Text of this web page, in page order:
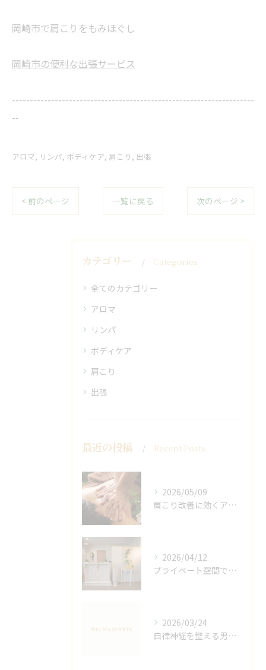
岡崎市で肩こりをもみほぐし
岡崎市の便利な出張サービス
--------------------------------------------------------------------
--
アロマ リンパ ボディケア 肩こり 出張
< 前のページ 一覧に戻る 次のページ >
カテゴリー Categories
全てのカテゴリー
アロマ
リンパ
ボディケア
肩こり
出張
最近の投稿 Recent Posts
2026/05/09
肩こり改善に効くアロマリンパの手技と効果
2026/04/12
プライベート空間で極上アロマリンパケアの効果
2026/03/24
自律神経を整える男性オイルマッサージ